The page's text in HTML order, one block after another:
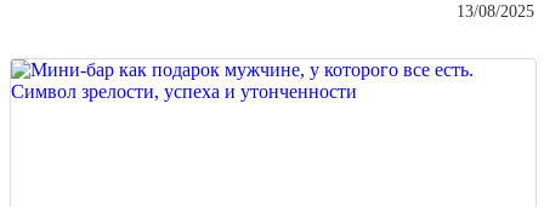
Сегодня мы расскажем о семи серебряных предметах, которые
из простой вещи превращаются в настоящую семейную
13/08/2025